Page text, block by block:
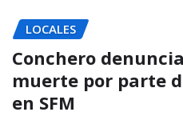
LOCALES
Conchero
muerte por parte
en SFM